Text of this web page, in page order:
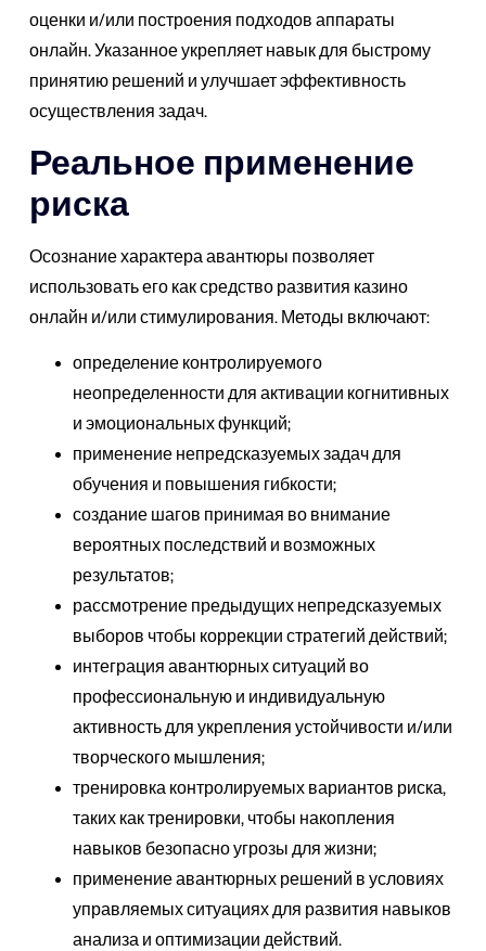
оценки и/или построения подходов аппараты
онлайн. Указанное укрепляет навык для быстрому
принятию решений и улучшает эффективность
осуществления задач.
Реальное применение
риска
Осознание характера авантюры позволяет
использовать его как средство развития казино
онлайн и/или стимулирования. Методы включают:
определение контролируемого
неопределенности для активации когнитивных
и эмоциональных функций;
применение непредсказуемых задач для
обучения и повышения гибкости;
создание шагов принимая во внимание
вероятных последствий и возможных
результатов;
рассмотрение предыдущих непредсказуемых
выборов чтобы коррекции стратегий действий;
интеграция авантюрных ситуаций во
профессиональную и индивидуальную
активность для укрепления устойчивости и/или
творческого мышления;
тренировка контролируемых вариантов риска,
таких как тренировки, чтобы накопления
навыков безопасно угрозы для жизни;
применение авантюрных решений в условиях
управляемых ситуациях для развития навыков
анализа и оптимизации действий.